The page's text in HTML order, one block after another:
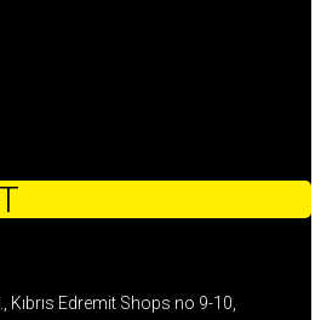
Edremit Shops no 9-10,